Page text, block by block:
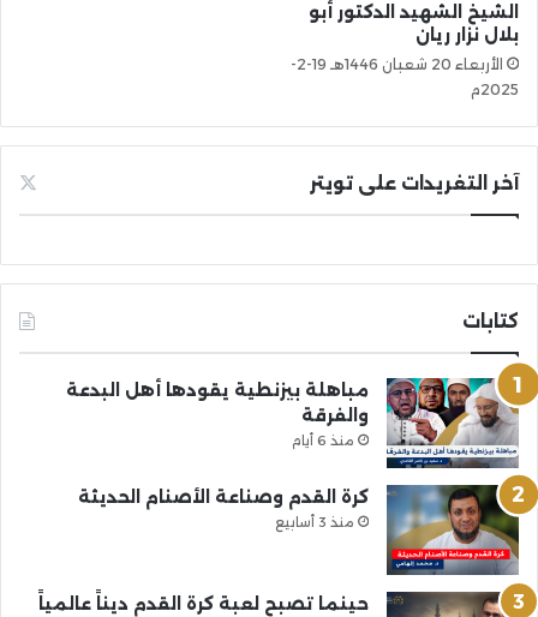
الشيخ الشهيد الدكتور أبو
بلال نزار ريان
الأربعاء 20 شعبان 1446هـ 19-2-
2025م
آخر التغريدات على تويتر
كتابات
مباهلة بيزنطية يقودها أهل البدعة
والفرقة
منذ 6 أيام
كرة القدم وصناعة الأصنام الحديثة
منذ 3 أسابيع
حينما تصبح لعبة كرة القدم ديناً عالمياً